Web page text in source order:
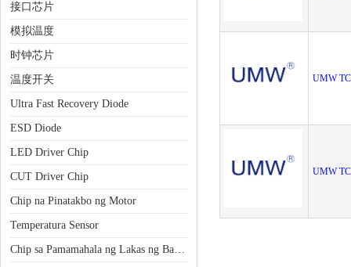
接口芯片
模拟温度
时钟芯片
温度开关
Ultra Fast Recovery Diode
ESD Diode
LED Driver Chip
CUT Driver Chip
Chip na Pinatakbo ng Motor
Temperatura Sensor
Chip sa Pamamahala ng Lakas ng Baterya
UMW
UMW